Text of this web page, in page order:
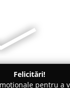
Felicitări!
pentru a